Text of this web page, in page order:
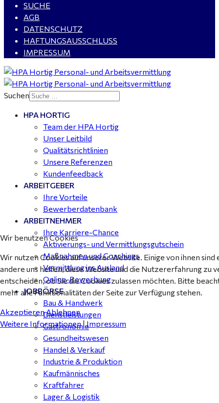
WIG-Schweißer / Vorrichter (m/w/d) Anlagen- und
Rohrleitungsbau - Tagschicht - Leuna ab 20 €
gesucht für Halle (Saale) - ab 4.000 €
Buchhalter (m/w/d) für Halle (Saale) gesucht - TZ 20-
SUCHE
AGB
DATENSCHUTZ
HAFTUNGSAUSSCHLUSS
IMPRESSUM
Suchen
HPA HORTIG
Team der HPA Hortig
Unser Leitbild
Qualitätsrichtlinien
Unsere Referenzen
Kundenfeedback
ARBEITGEBER
Ihre Vorteile
Bewerberdatenbank
ARBEITNEHMER
Ihre Karriere-Chance
Aktivierungs- und Vermittlungsgutschein
Maßnahmen und Coachings
Vermittlung ins Ausland
Online-Bewerbung
JOBBÖRSE
Bau & Handwerk
Dienstleistungen
Gastronomie
Gesundheitswesen
Handel & Verkauf
Industrie & Produktion
Kaufmännisches
Kraftfahrer
Lager & Logistik
Wir benutzen Cookies
Wir nutzen Cookies auf unserer Website. Einige von ihnen
andere uns helfen, diese Website und die Nutzererfahrung zu
entscheiden, ob Sie die Cookies zulassen möchten. Bitte
mehr alle Funktionalitäten der Seite zur Verfügung stehen.
AkzeptierenAblehnen
Weitere Informationen|Impressum